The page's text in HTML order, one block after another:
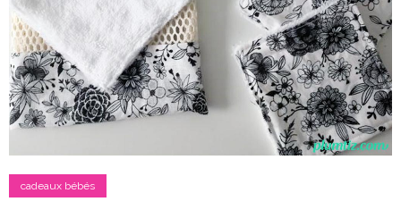
cadeaux bébés